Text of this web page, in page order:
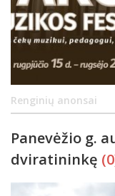
Renginių anonsai
Panevėžio g.
dviratininkę